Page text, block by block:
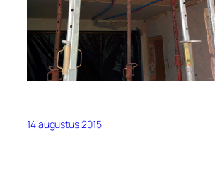
14 augustus 2015